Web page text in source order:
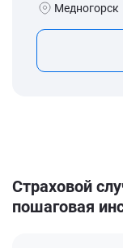
Медногорск
Страховой
пошаговая